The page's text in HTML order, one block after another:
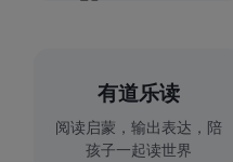
有道乐读
阅读启蒙，输出表达，陪
孩子一起读世界